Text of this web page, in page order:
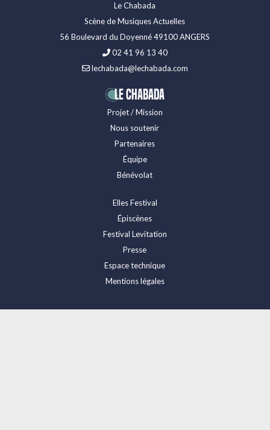
Le Chabada
Scène de Musiques Actuelles
56 Boulevard du Doyenné 49100 ANGERS
02 41 96 13 40
lechabada@lechabada.com
LE CHABADA
Projet / Mission
Nous soutenir
Partenaires
Équipe
Bénévolat
Elles Festival
Épiscènes
Festival Levitation
Presse
Espace technique
Mentions légales